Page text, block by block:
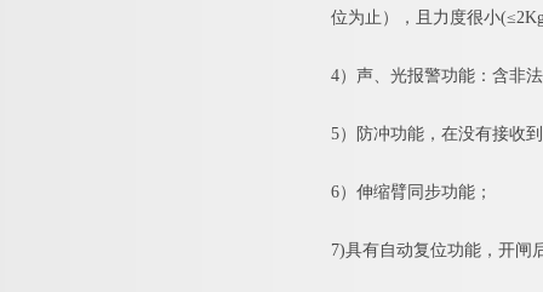
位为止），且力度很小
4）声、光报警功能：含非
5）防冲功能，在没有接收
6）伸缩臂同步功能；
7)具有自动复位功能，开闸